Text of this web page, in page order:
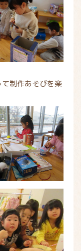
制作あそびを楽